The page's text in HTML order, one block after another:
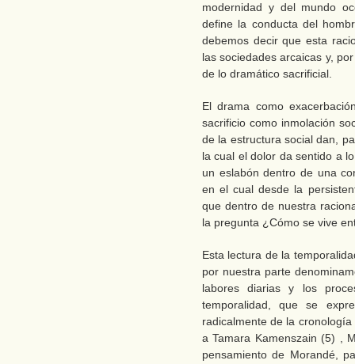
modernidad y del mundo
define la conducta del
debemos decir que esta
las sociedades arcaicas y,
de lo dramático sacrificial.
El drama como
sacrificio como inmolación
de la estructura social dan,
la cual el dolor da sentido a
un eslabón dentro de una
en el cual desde la
que dentro de nuestra
la pregunta ¿Cómo se vive
Esta lectura de la
por nuestra parte
labores diarias y los
temporalidad, que se
radicalmente de la
a Tamara Kamenszain (5) ,
pensamiento de Morandé,